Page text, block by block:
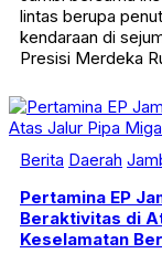
lintas berupa
kendaraan di
Presisi Merdeka
Berita Daerah
Pertamina EP
Beraktivitas di
Keselamatan